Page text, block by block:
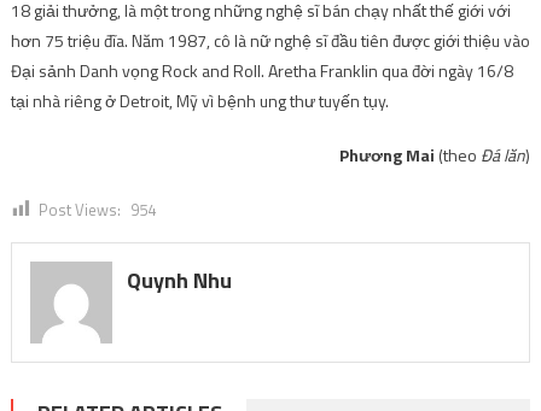
18 giải thưởng, là một trong những nghệ sĩ bán chạy nhất thế giới với
hơn 75 triệu đĩa. Năm 1987, cô là nữ nghệ sĩ đầu tiên được giới thiệu vào
Đại sảnh Danh vọng Rock and Roll. Aretha Franklin qua đời ngày 16/8
tại nhà riêng ở Detroit, Mỹ vì bệnh ung thư tuyến tụy.
Phương Mai (theo Đá lăn)
Post Views: 954
Quynh Nhu